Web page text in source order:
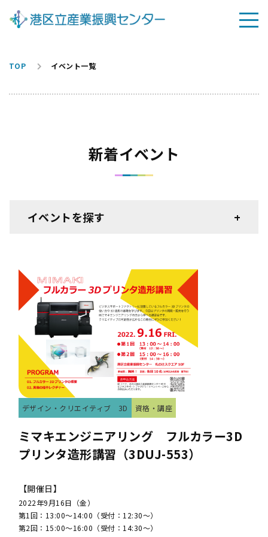
TOP イベント一覧
新着イベント
イベントを探す
デザイン・クリエイティブ 3D 資格・講座
ミマキエンジニアリング フルカラー3D
プリンタ造形講習（3DUJ-553）
【開催日】
2022年9月16日（金）
第1回：13:00～14:00（受付：12:30～）
第2回：15:00～16:00（受付：14:30～）